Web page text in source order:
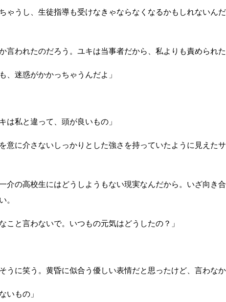
ゃうし、生徒指導も受けなきゃならなくなるかもしれないん
言われたのだろう。ユキは当事者だから、私よりも責められた
、迷惑がかかっちゃうんだよ」
は私と違って、頭が良いもの」
意に介さないしっかりとした強さを持っていたように見えた
介の高校生にはどうしようもない現実なんだから。いざ向き
。
こと言わないで。いつもの元気はどうしたの？」
うに笑う。黄昏に似合う優しい表情だと思ったけど、言わなか
いもの」